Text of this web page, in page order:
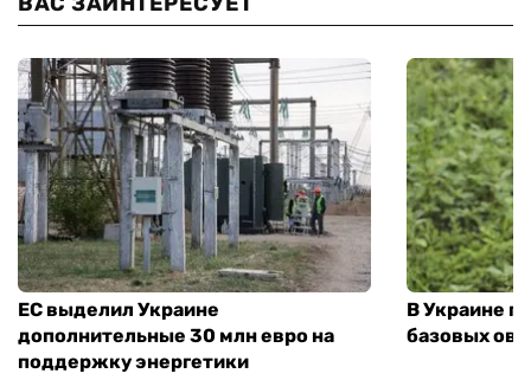
ЕС выделил Украине
дополнительные 30 млн евро на
поддержку энергетики
В Украине
базовых